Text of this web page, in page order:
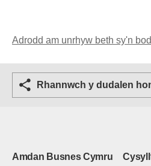
Adrodd am unrhyw beth sy'n
Rhannwch y dudalen
Amdan Busnes Cymru